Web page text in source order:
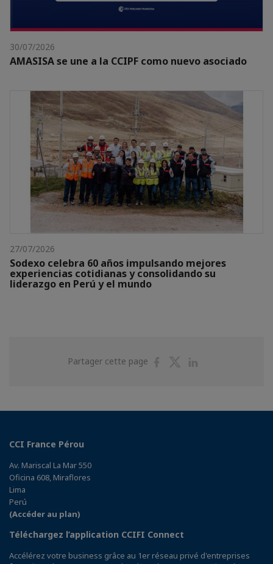
30/07/2026
AMASISA se une a la CCIPF como nuevo asociado
27/07/2026
Sodexo celebra 60 años impulsando mejores
experiencias cotidianas y consolidando su
liderazgo en Perú y el mundo
Partager cette page
PartagerPartager
CCI France Pérou
Av. Mariscal La Mar 550
Oficina 608, Miraflores
Lima
Perú
(Accéder au plan)
Téléchargez l’application CCIFI Connect
Accélérez votre business grâce au 1er réseau privé d'entreprises